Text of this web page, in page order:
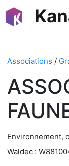
Associations /
Environnement,
Waldec :